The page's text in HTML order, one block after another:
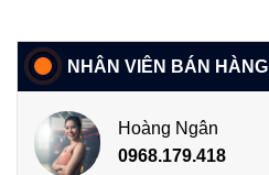
NHÂN VIÊN BÁN HÀNG
Hoàng Ngân
0968.179.418